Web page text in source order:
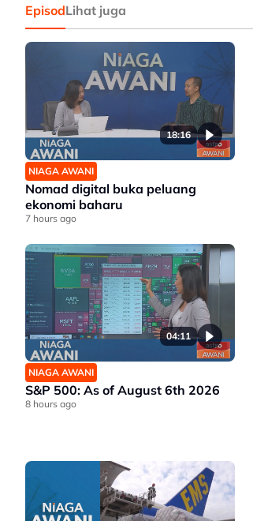
EpisodLihat juga
18:16
NIAGA AWANI
Nomad digital buka peluang
ekonomi baharu
7 hours ago
04:11
NIAGA AWANI
S&P 500: As of August 6th 2026
8 hours ago